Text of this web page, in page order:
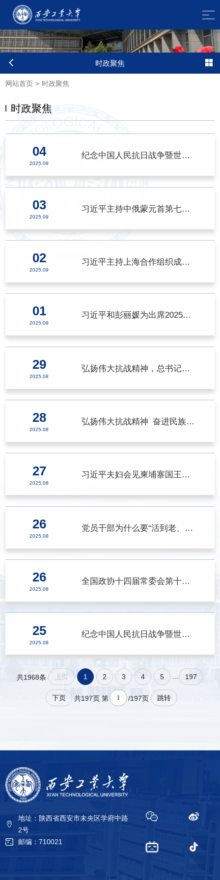
时政聚焦
时政聚焦
网站首页 > 时政聚焦
纪念中国人民抗日战争暨世界反法西斯战争胜利80周年大会在京隆重举行
04
2025.09
习近平主持中俄蒙元首第七次会晤
03
2025.09
习近平主持上海合作组织成员国元首理事会第二十五次会议并发表重要讲话
02
2025.09
习近平和彭丽媛为出席2025年上海合作组织峰会的国际贵宾举行欢迎宴会
01
2025.09
弘扬伟大抗战精神，总书记这样身体力行
29
2025.08
弘扬伟大抗战精神 奋进民族复兴伟业
28
2025.08
习近平夫妇会见柬埔寨国王西哈莫尼和太后莫尼列
27
2025.08
党员干部为什么要“活到老、学到老、修养到老”？
26
2025.08
全国政协十四届常委会第十三次会议开幕
26
2025.08
纪念中国人民抗日战争暨世界反法西斯战争胜利80周年大会第三次综合演练圆满结束
25
2025.08
共1968条 上页 1 2 3 4 5 197
下页 共197页 第 /197页 跳转
地址：陕西省西安市未央区学府中路
2号
邮编：710021